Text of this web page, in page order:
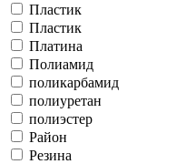
Пластик
Пластик
Платина
Полиамид
поликарбамид
полиуретан
полиэстер
Район
Резина